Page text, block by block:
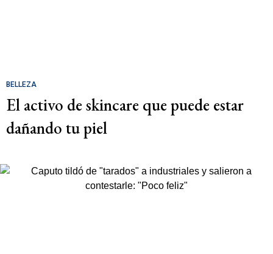
BELLEZA
El activo de skincare que puede estar
dañando tu piel